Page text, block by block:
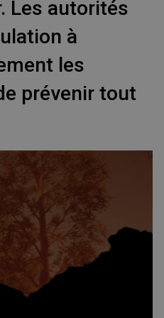
Les autorités
à
les
prévenir tout